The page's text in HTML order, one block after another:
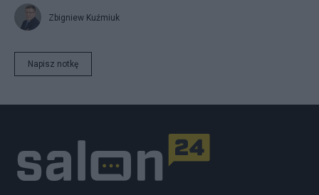
Zbigniew Kuźmiuk
Napisz notkę